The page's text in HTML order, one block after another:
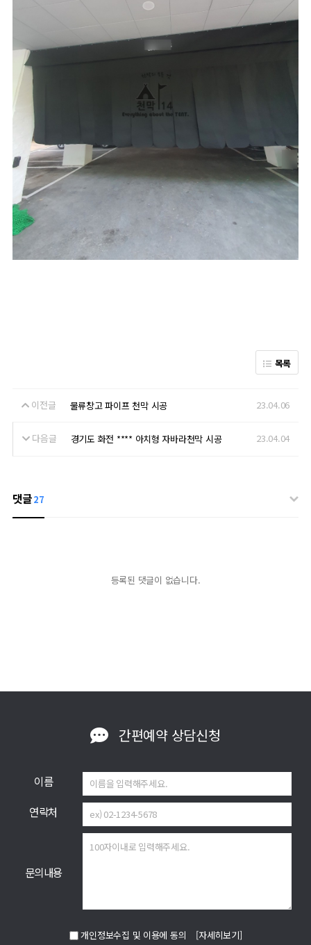
목록
이전글 물류창고 파이프 천막 시공 23.04.06
다음글 경기도 화전 **** 아치형 자바라천막 시공 23.04.04
댓글27
등록된 댓글이 없습니다.
간편예약상담신청
이름
연락처
문의내용
개인정보수집 및 이용에 동의 [자세히보기]